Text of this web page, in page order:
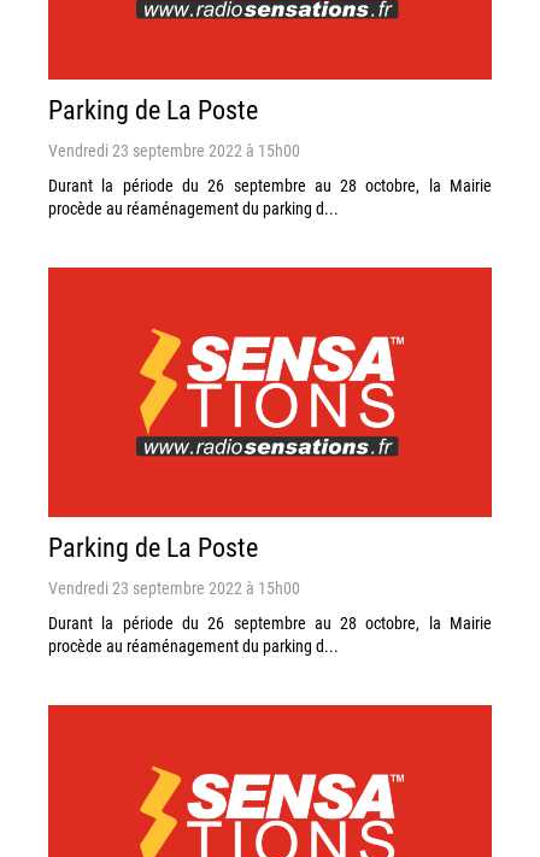
Parking de La Poste
Vendredi 23 septembre 2022 à 15h00
Durant la période du 26 septembre au 28 octobre, la Mairie
procède au réaménagement du parking d...
Parking de La Poste
Vendredi 23 septembre 2022 à 15h00
Durant la période du 26 septembre au 28 octobre, la Mairie
procède au réaménagement du parking d...